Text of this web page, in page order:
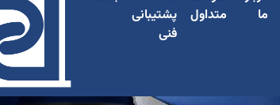
ما
متداول
پشتیبانی
فنی